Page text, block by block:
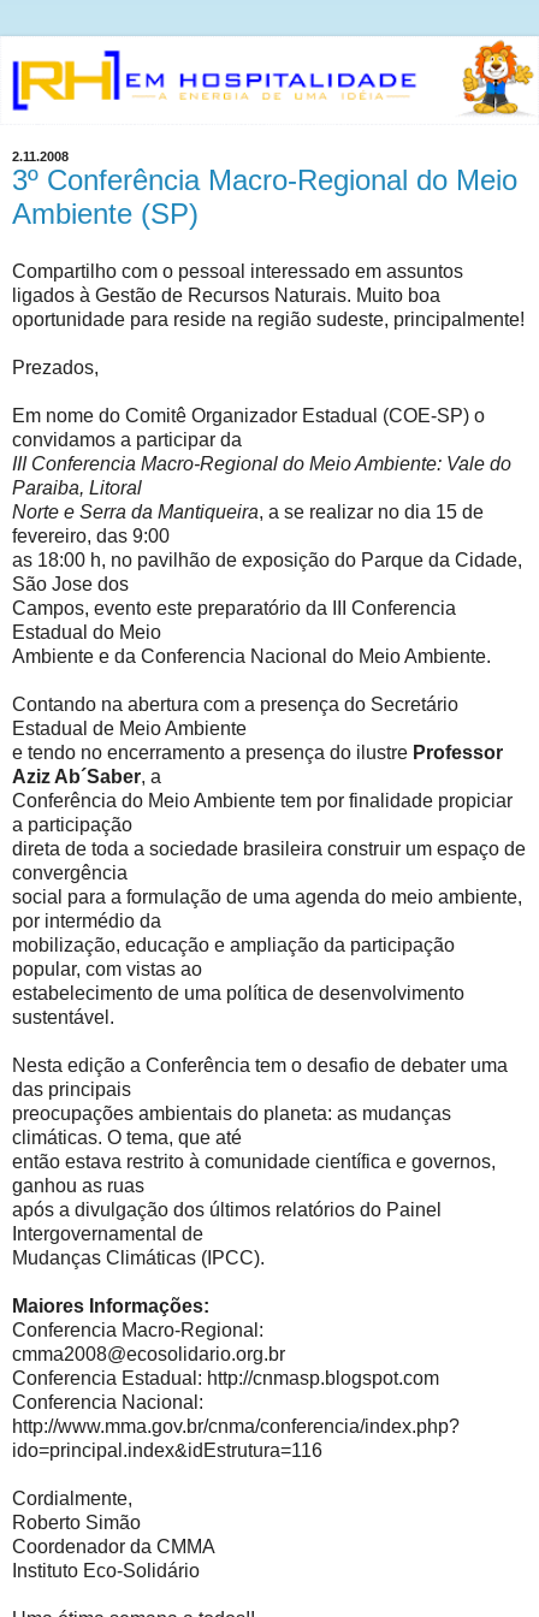
2.11.2008
3º Conferência Macro-Regional do Meio
Ambiente (SP)
Compartilho com o pessoal interessado em assuntos
ligados à Gestão de Recursos Naturais. Muito boa
oportunidade para reside na região sudeste, principalmente!
Prezados,
Em nome do Comitê Organizador Estadual (COE-SP) o
convidamos a participar da
III Conferencia Macro-Regional do Meio Ambiente: Vale do
Paraiba, Litoral
Norte e Serra da Mantiqueira, a se realizar no dia 15 de
fevereiro, das 9:00
as 18:00 h, no pavilhão de exposição do Parque da Cidade,
São Jose dos
Campos, evento este preparatório da III Conferencia
Estadual do Meio
Ambiente e da Conferencia Nacional do Meio Ambiente.
Contando na abertura com a presença do Secretário
Estadual de Meio Ambiente
e tendo no encerramento a presença do ilustre Professor
Aziz Ab´Saber, a
Conferência do Meio Ambiente tem por finalidade propiciar
a participação
direta de toda a sociedade brasileira construir um espaço de
convergência
social para a formulação de uma agenda do meio ambiente,
por intermédio da
mobilização, educação e ampliação da participação
popular, com vistas ao
estabelecimento de uma política de desenvolvimento
sustentável.
Nesta edição a Conferência tem o desafio de debater uma
das principais
preocupações ambientais do planeta: as mudanças
climáticas. O tema, que até
então estava restrito à comunidade científica e governos,
ganhou as ruas
após a divulgação dos últimos relatórios do Painel
Intergovernamental de
Mudanças Climáticas (IPCC).
Maiores Informações:
Conferencia Macro-Regional:
cmma2008@ecosolidario.org.br
Conferencia Estadual: http://cnmasp.blogspot.com
Conferencia Nacional:
http://www.mma.gov.br/cnma/conferencia/index.php?
ido=principal.index&idEstrutura=116
Cordialmente,
Roberto Simão
Coordenador da CMMA
Instituto Eco-Solidário